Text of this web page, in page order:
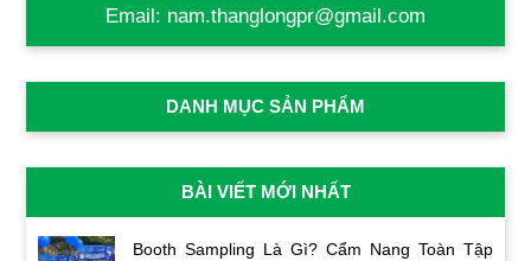
Email: nam.thanglongpr@gmail.com
DANH MỤC SẢN PHẨM
BÀI VIẾT MỚI NHẤT
Booth Sampling Là Gì? Cẩm Nang Toàn Tập